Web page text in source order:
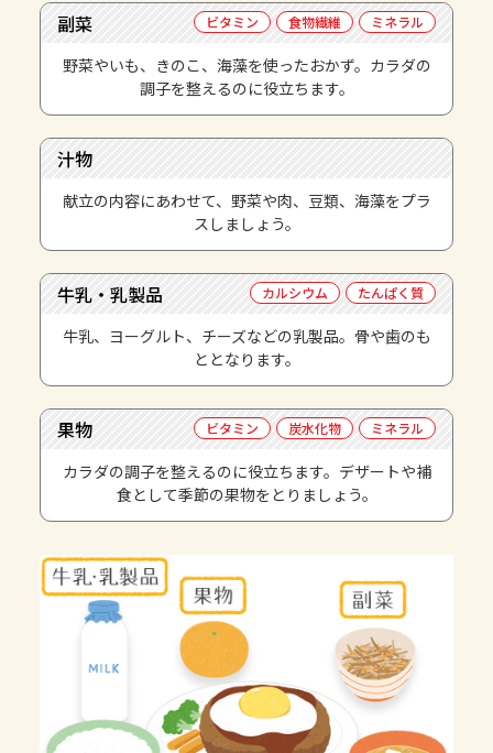
副菜 ビタミン 食物繊維 ミネラル
野菜やいも、きのこ、海藻を使ったおかず。カラダの
調子を整えるのに役立ちます。
汁物
献立の内容にあわせて、野菜や肉、豆類、海藻をプラ
スしましょう。
牛乳・乳製品 カルシウム たんぱく質
牛乳、ヨーグルト、チーズなどの乳製品。骨や歯のも
ととなります。
果物 ビタミン 炭水化物 ミネラル
カラダの調子を整えるのに役立ちます。デザートや補
食として季節の果物をとりましょう。